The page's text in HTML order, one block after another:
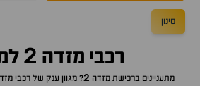
סינון
רכבי מזדה 2
מתעניינים ברכישתמזדה 2? מגוון ענק של רכבי